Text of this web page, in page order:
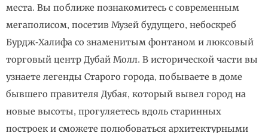
места. Вы поближе познакомитесь с современным
мегаполисом, посетив Музей будущего, небоскреб
Бурдж-Халифа со знаменитым фонтаном и люксовый
торговый центр Дубай Молл. В исторической части вы
узнаете легенды Старого города, побываете в доме
бывшего правителя Дубая, который вывел город на
новые высоты, прогуляетесь вдоль старинных
построек и сможете полюбоваться архитектурными